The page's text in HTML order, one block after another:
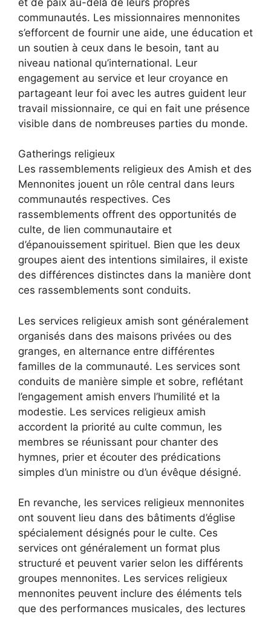
communautés. Les missionnaires mennonites
s’efforcent de fournir une aide, une éducation et
un soutien à ceux dans le besoin, tant au
niveau national qu’international. Leur
engagement au service et leur croyance en
partageant leur foi avec les autres guident leur
travail missionnaire, ce qui en fait une présence
visible dans de nombreuses parties du monde.
Gatherings religieux
Les rassemblements religieux des Amish et des
Mennonites jouent un rôle central dans leurs
communautés respectives. Ces
rassemblements offrent des opportunités de
culte, de lien communautaire et
d’épanouissement spirituel. Bien que les deux
groupes aient des intentions similaires, il existe
des différences distinctes dans la manière dont
ces rassemblements sont conduits.
Les services religieux amish sont généralement
organisés dans des maisons privées ou des
granges, en alternance entre différentes
familles de la communauté. Les services sont
conduits de manière simple et sobre, reflétant
l’engagement amish envers l’humilité et la
modestie. Les services religieux amish
accordent la priorité au culte commun, les
membres se réunissant pour chanter des
hymnes, prier et écouter des prédications
simples d’un ministre ou d’un évêque désigné.
En revanche, les services religieux mennonites
ont souvent lieu dans des bâtiments d’église
spécialement désignés pour le culte. Ces
services ont généralement un format plus
structuré et peuvent varier selon les différents
groupes mennonites. Les services religieux
mennonites peuvent inclure des éléments tels
que des performances musicales, des lectures